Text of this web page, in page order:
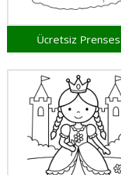
Ücretsiz Prenses